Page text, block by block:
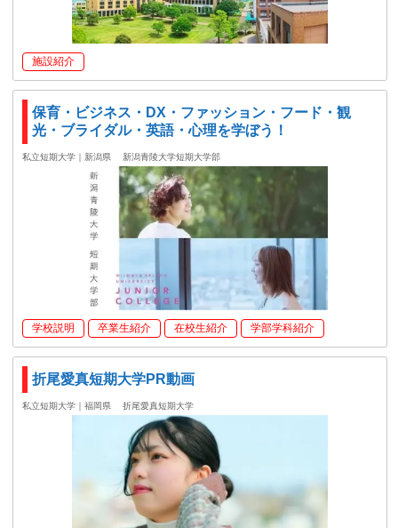
施設紹介
保育・ビジネス・DX・ファッション・フード・観
光・ブライダル・英語・心理を学ぼう！
私立短期大学｜新潟県 新潟青陵大学短期大学部
学校説明 卒業生紹介 在校生紹介 学部学科紹介
折尾愛真短期大学PR動画
私立短期大学｜福岡県 折尾愛真短期大学